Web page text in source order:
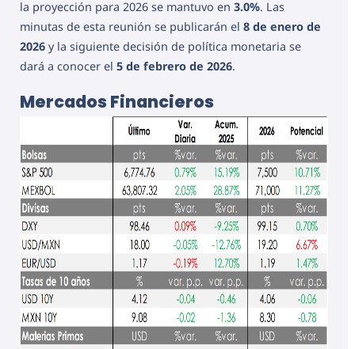
la proyección para 2026 se mantuvo en 3.0%. Las
minutas de esta reunión se publicarán el 8 de enero de
2026 y la siguiente decisión de política monetaria se
dará a conocer el 5 de febrero de 2026.
Mercados Financieros